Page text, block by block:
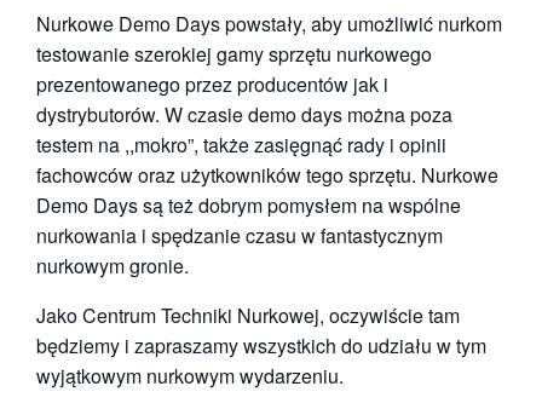
Nurkowe Demo Days powstały, aby umożliwić nurkom
testowanie szerokiej gamy sprzętu nurkowego
prezentowanego przez producentów jak i
dystrybutorów. W czasie demo days można poza
testem na ,,mokro”, także zasięgnąć rady i opinii
fachowców oraz użytkowników tego sprzętu. Nurkowe
Demo Days są też dobrym pomysłem na wspólne
nurkowania i spędzanie czasu w fantastycznym
nurkowym gronie.
Jako Centrum Techniki Nurkowej, oczywiście tam
będziemy i zapraszamy wszystkich do udziału w tym
wyjątkowym nurkowym wydarzeniu.